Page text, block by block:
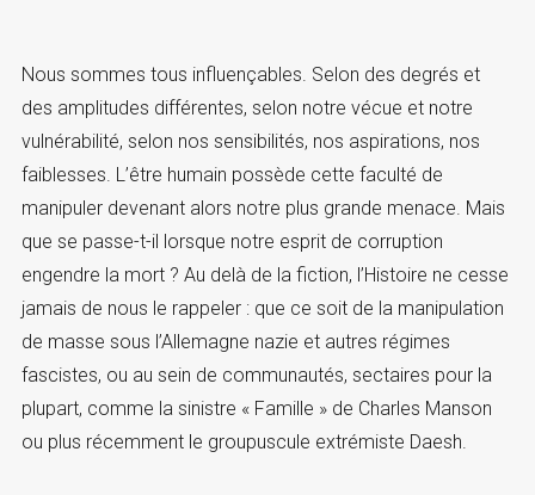
Nous sommes tous influençables. Selon des degrés et
des amplitudes différentes, selon notre vécue et notre
vulnérabilité, selon nos sensibilités, nos aspirations, nos
faiblesses. L’être humain possède cette faculté de
manipuler devenant alors notre plus grande menace. Mais
que se passe-t-il lorsque notre esprit de corruption
engendre la mort ? Au delà de la fiction, l’Histoire ne cesse
jamais de nous le rappeler : que ce soit de la manipulation
de masse sous l’Allemagne nazie et autres régimes
fascistes, ou au sein de communautés, sectaires pour la
plupart, comme la sinistre « Famille » de Charles Manson
ou plus récemment le groupuscule extrémiste Daesh.